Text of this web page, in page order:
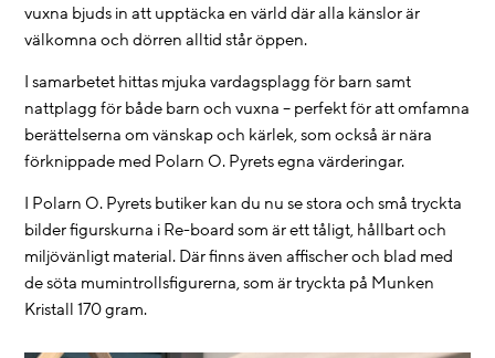
vuxna bjuds in att upptäcka en värld där alla känslor är
välkomna och dörren alltid står öppen.
I samarbetet hittas mjuka vardagsplagg för barn samt
nattplagg för både barn och vuxna – perfekt för att omfamna
berättelserna om vänskap och kärlek, som också är nära
förknippade med Polarn O. Pyrets egna värderingar.
I Polarn O. Pyrets butiker kan du nu se stora och små tryckta
bilder figurskurna i Re-board som är ett tåligt, hållbart och
miljövänligt material. Där finns även affischer och blad med
de söta mumintrollsfigurerna, som är tryckta på Munken
Kristall 170 gram.